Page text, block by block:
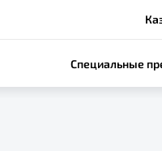
Специальные